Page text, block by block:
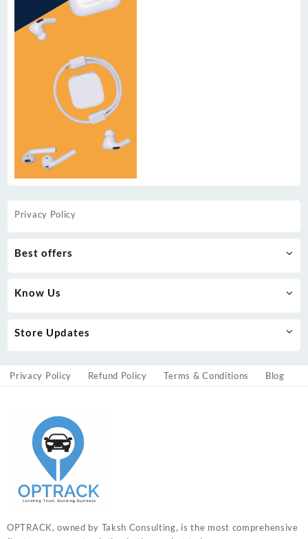
Privacy Policy
Best offers
Know Us
Store Updates
Privacy Policy Refund Policy Terms & Conditions Blog
OPTRACK, owned by Taksh Consulting, is the most comprehensive